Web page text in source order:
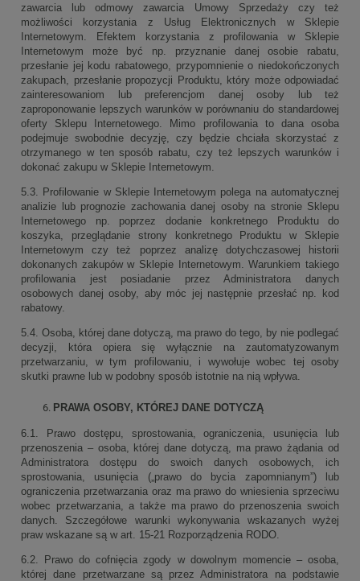
zawarcia lub odmowy zawarcia Umowy Sprzedaży czy też
możliwości korzystania z Usług Elektronicznych w Sklepie
Internetowym. Efektem korzystania z profilowania w Sklepie
Internetowym może być np. przyznanie danej osobie rabatu,
przesłanie jej kodu rabatowego, przypomnienie o niedokończonych
zakupach, przesłanie propozycji Produktu, który może odpowiadać
zainteresowaniom lub preferencjom danej osoby lub też
zaproponowanie lepszych warunków w porównaniu do standardowej
oferty Sklepu Internetowego. Mimo profilowania to dana osoba
podejmuje swobodnie decyzję, czy będzie chciała skorzystać z
otrzymanego w ten sposób rabatu, czy też lepszych warunków i
dokonać zakupu w Sklepie Internetowym.
5.3. Profilowanie w Sklepie Internetowym polega na automatycznej
analizie lub prognozie zachowania danej osoby na stronie Sklepu
Internetowego np. poprzez dodanie konkretnego Produktu do
koszyka, przeglądanie strony konkretnego Produktu w Sklepie
Internetowym czy też poprzez analizę dotychczasowej historii
dokonanych zakupów w Sklepie Internetowym. Warunkiem takiego
profilowania jest posiadanie przez Administratora danych
osobowych danej osoby, aby móc jej następnie przesłać np. kod
rabatowy.
5.4. Osoba, której dane dotyczą, ma prawo do tego, by nie podlegać
decyzji, która opiera się wyłącznie na zautomatyzowanym
przetwarzaniu, w tym profilowaniu, i wywołuje wobec tej osoby
skutki prawne lub w podobny sposób istotnie na nią wpływa.
PRAWA OSOBY, KTÓREJ DANE DOTYCZĄ
6.1. Prawo dostępu, sprostowania, ograniczenia, usunięcia lub
przenoszenia – osoba, której dane dotyczą, ma prawo żądania od
Administratora dostępu do swoich danych osobowych, ich
sprostowania, usunięcia („prawo do bycia zapomnianym”) lub
ograniczenia przetwarzania oraz ma prawo do wniesienia sprzeciwu
wobec przetwarzania, a także ma prawo do przenoszenia swoich
danych. Szczegółowe warunki wykonywania wskazanych wyżej
praw wskazane są w art. 15-21 Rozporządzenia RODO.
6.2. Prawo do cofnięcia zgody w dowolnym momencie – osoba,
której dane przetwarzane są przez Administratora na podstawie